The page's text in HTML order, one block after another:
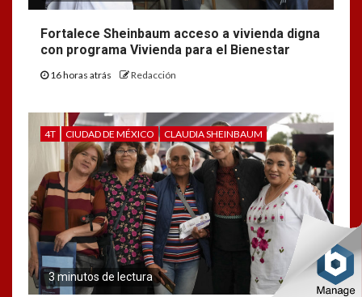
Fortalece Sheinbaum acceso a vivienda digna
con programa Vivienda para el Bienestar
16 horas atrás Redacción
4T CIUDAD DE MÉXICO CLAUDIA SHEINBAUM
3 minutos de lectura